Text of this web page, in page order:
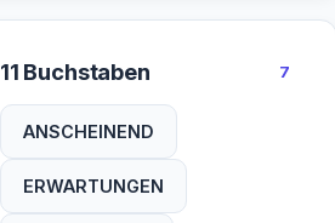
11 Buchstaben 7
ANSCHEINEND
ERWARTUNGEN